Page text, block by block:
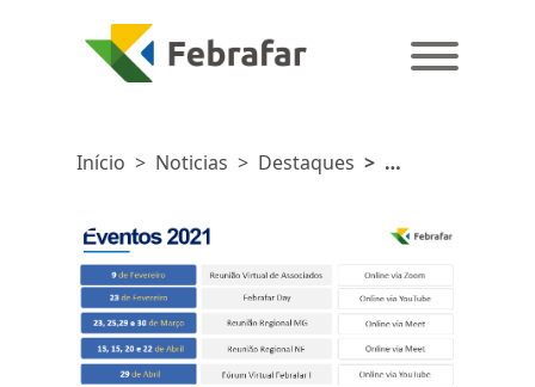
Início > Noticias > Destaques >
2021
Febrafarprioriza
eventos
online